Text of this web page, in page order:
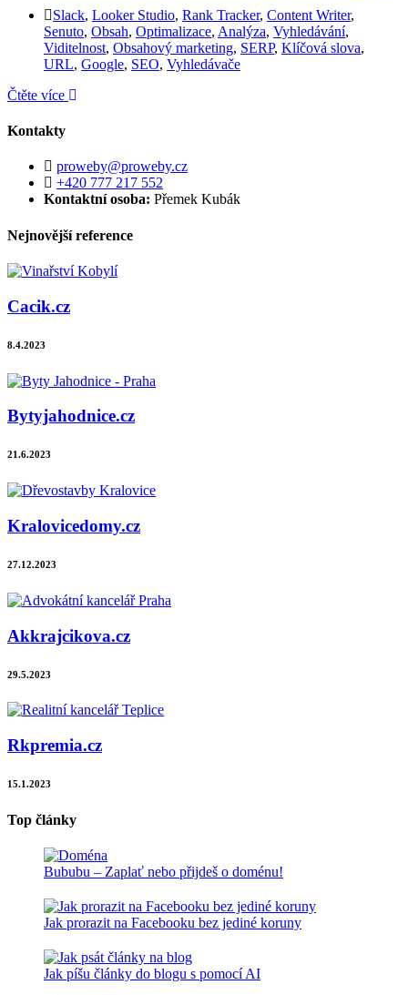
Slack, Looker Studio, Rank Tracker, Content Writer,
Senuto, Obsah, Optimalizace, Analýza, Vyhledávání,
Viditelnost, Obsahový marketing, SERP, Klíčová slova,
URL, Google, SEO, Vyhledávače
Čtěte více
Kontakty
proweby@proweby.cz
+420 777 217 552
Kontaktní osoba: Přemek Kubák
Nejnovější reference
Cacik.cz
8.4.2023
Bytyjahodnice.cz
21.6.2023
Kralovicedomy.cz
27.12.2023
Akkrajcikova.cz
29.5.2023
Rkpremia.cz
15.1.2023
Top články
Bububu – Zaplať nebo přijdeš o doménu!
Jak prorazit na Facebooku bez jediné koruny
Jak píšu články do blogu s pomocí AI